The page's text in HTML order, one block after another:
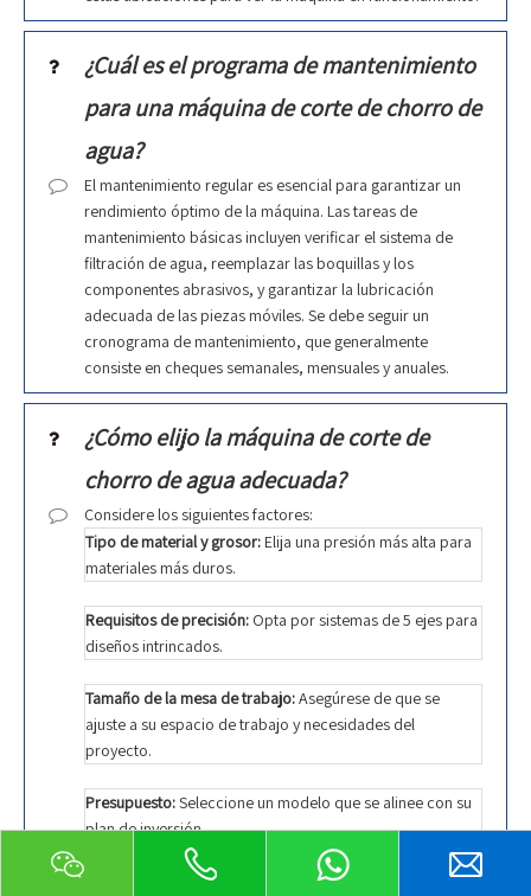
¿Cuál es el programa de mantenimiento
para una máquina de corte de chorro de
agua?
El mantenimiento regular es esencial para garantizar un
rendimiento óptimo de la máquina. Las tareas de
mantenimiento básicas incluyen verificar el sistema de
filtración de agua, reemplazar las boquillas y los
componentes abrasivos, y garantizar la lubricación
adecuada de las piezas móviles. Se debe seguir un
cronograma de mantenimiento, que generalmente
consiste en cheques semanales, mensuales y anuales.
¿Cómo elijo la máquina de corte de
chorro de agua adecuada?
Considere los siguientes factores:
Tipo de material y grosor: Elija una presión más alta para
materiales más duros.
Requisitos de precisión: Opta por sistemas de 5 ejes para
diseños intrincados.
Tamaño de la mesa de trabajo:Asegúrese de que se
ajuste a su espacio de trabajo y necesidades del
proyecto.
Presupuesto:Seleccione un modelo que se alinee con su
plan de inversión.
Nuestro equipo puede guiarlo para seleccionar laContáctenos